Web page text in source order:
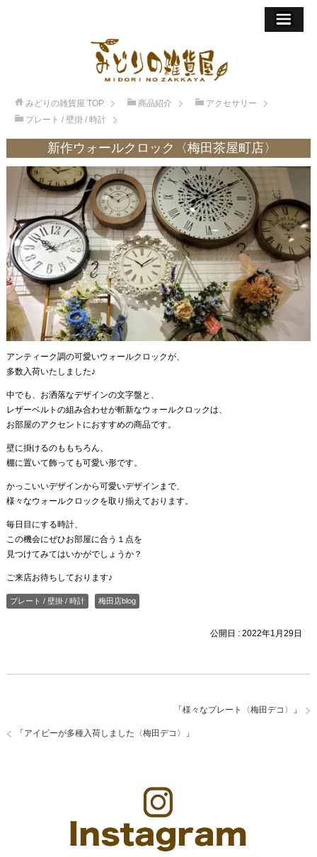
みどりの雑貨屋 TOP 商品紹介
アクセサリー
プレート / 壁掛 / 時計
新作ウォールクロック〈梅田茶屋町店〉
アンティーク調の可愛いウォールクロックが、
多数入荷いたしました♪
中でも、お洒落なデザインの文字盤と、
レザーベルトの組み合わせが斬新なウォールクロックは、
お部屋のアクセントにおすすめの商品です。
壁に掛けるのももちろん、
棚に置いて飾っても可愛い形です。
かっこいいデザインから可愛いデザインまで、
様々なウォールクロックを取り揃えております。
毎日目にする時計、
この機会にぜひお部屋に合う１点を
見つけてみてはいかがでしょうか？
ご来店お待ちしております♪
プレート / 壁掛 / 時計 梅田店blog
公開日 :2022年1月29日
「様々なプレート〈梅田デコ〉 」
「アイビーが多種入荷しました〈梅田デコ〉 」